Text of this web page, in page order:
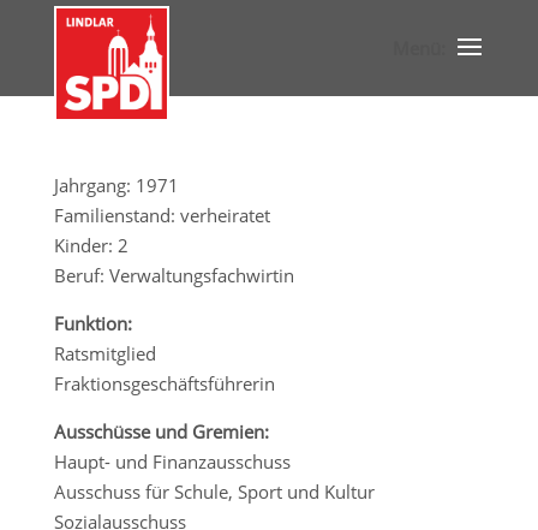
Jahrgang: 1971
Familienstand: verheiratet
Kinder: 2
Beruf: Verwaltungsfachwirtin
Funktion:
Ratsmitglied
Fraktionsgeschäftsführerin
Ausschüsse und Gremien:
Haupt- und Finanzausschuss
Ausschuss für Schule, Sport und Kultur
Sozialausschuss